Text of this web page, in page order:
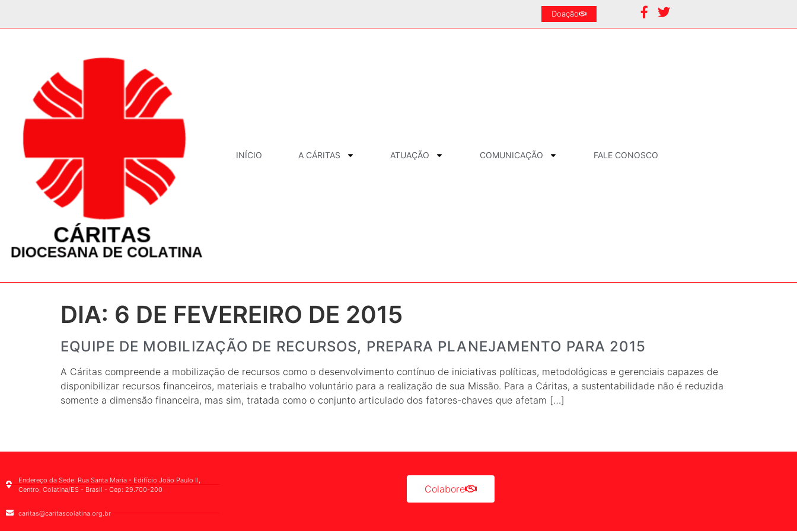
Doação
INÍCIO A CÁRITAS ATUAÇÃO COMUNICAÇÃO FALE CONOSCO
DIA: 6 DE FEVEREIRO DE 2015
EQUIPE DE MOBILIZAÇÃO DE RECURSOS, PREPARA PLANEJAMENTO PARA 2015
A Cáritas compreende a mobilização de recursos como o desenvolvimento contínuo de iniciativas políticas, metodológicas e gerenciais capazes de
disponibilizar recursos financeiros, materiais e trabalho voluntário para a realização de sua Missão. Para a Cáritas, a sustentabilidade não é reduzida
somente a dimensão financeira, mas sim, tratada como o conjunto articulado dos fatores-chaves que afetam […]
Endereço da Sede: Rua Santa Maria - Edifício João Paulo II,
Centro, Colatina/ES - Brasil - Cep: 29.700-200
caritas@caritascolatina.org.br
Colabore